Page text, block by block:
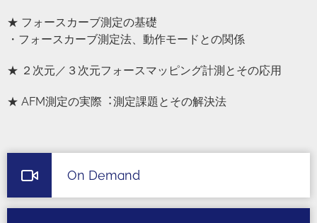
★ フォースカーブ測定の基礎
・フォースカーブ測定法、動作モードとの関係
★ ２次元／３次元フォースマッピング計測とその応⽤
★ AFM測定の実際︓測定課題とその解決法
On Demand